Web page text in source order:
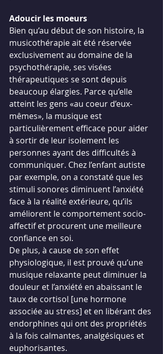
Adoucir les moeurs
Bien qu’au début de son histoire, la
musicothérapie ait été réservée
exclusivement au domaine de la
psychothérapie, ses visées
thérapeutiques se sont depuis
beaucoup élargies. Parce qu’elle
atteint les gens «au coeur d’eux-
mêmes», la musique est
particulièrement efficace pour aider
à sortir de leur isolement les
personnes ayant des difficultés à
communiquer. Chez l’enfant autiste
par exemple, on a constaté que les
stimuli sonores diminuent l’anxiété
face à la réalité extérieure, qu’ils
améliorent le comportement socio-
affectif et procurent une meilleure
confiance en soi.
De plus, à cause de son effet
physiologique, il est prouvé qu’une
musique relaxante peut diminuer la
douleur et l’anxiété en abaissant le
taux de cortisol [une hormone
associée au stress] et en libérant des
endorphines qui ont des propriétés
à la fois calmantes, analgésiques et
euphorisantes.